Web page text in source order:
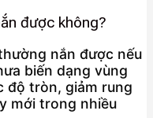
được không?
nắn được nếu
biến dạng vùng
độ tròn, giảm rung
mới trong nhiều